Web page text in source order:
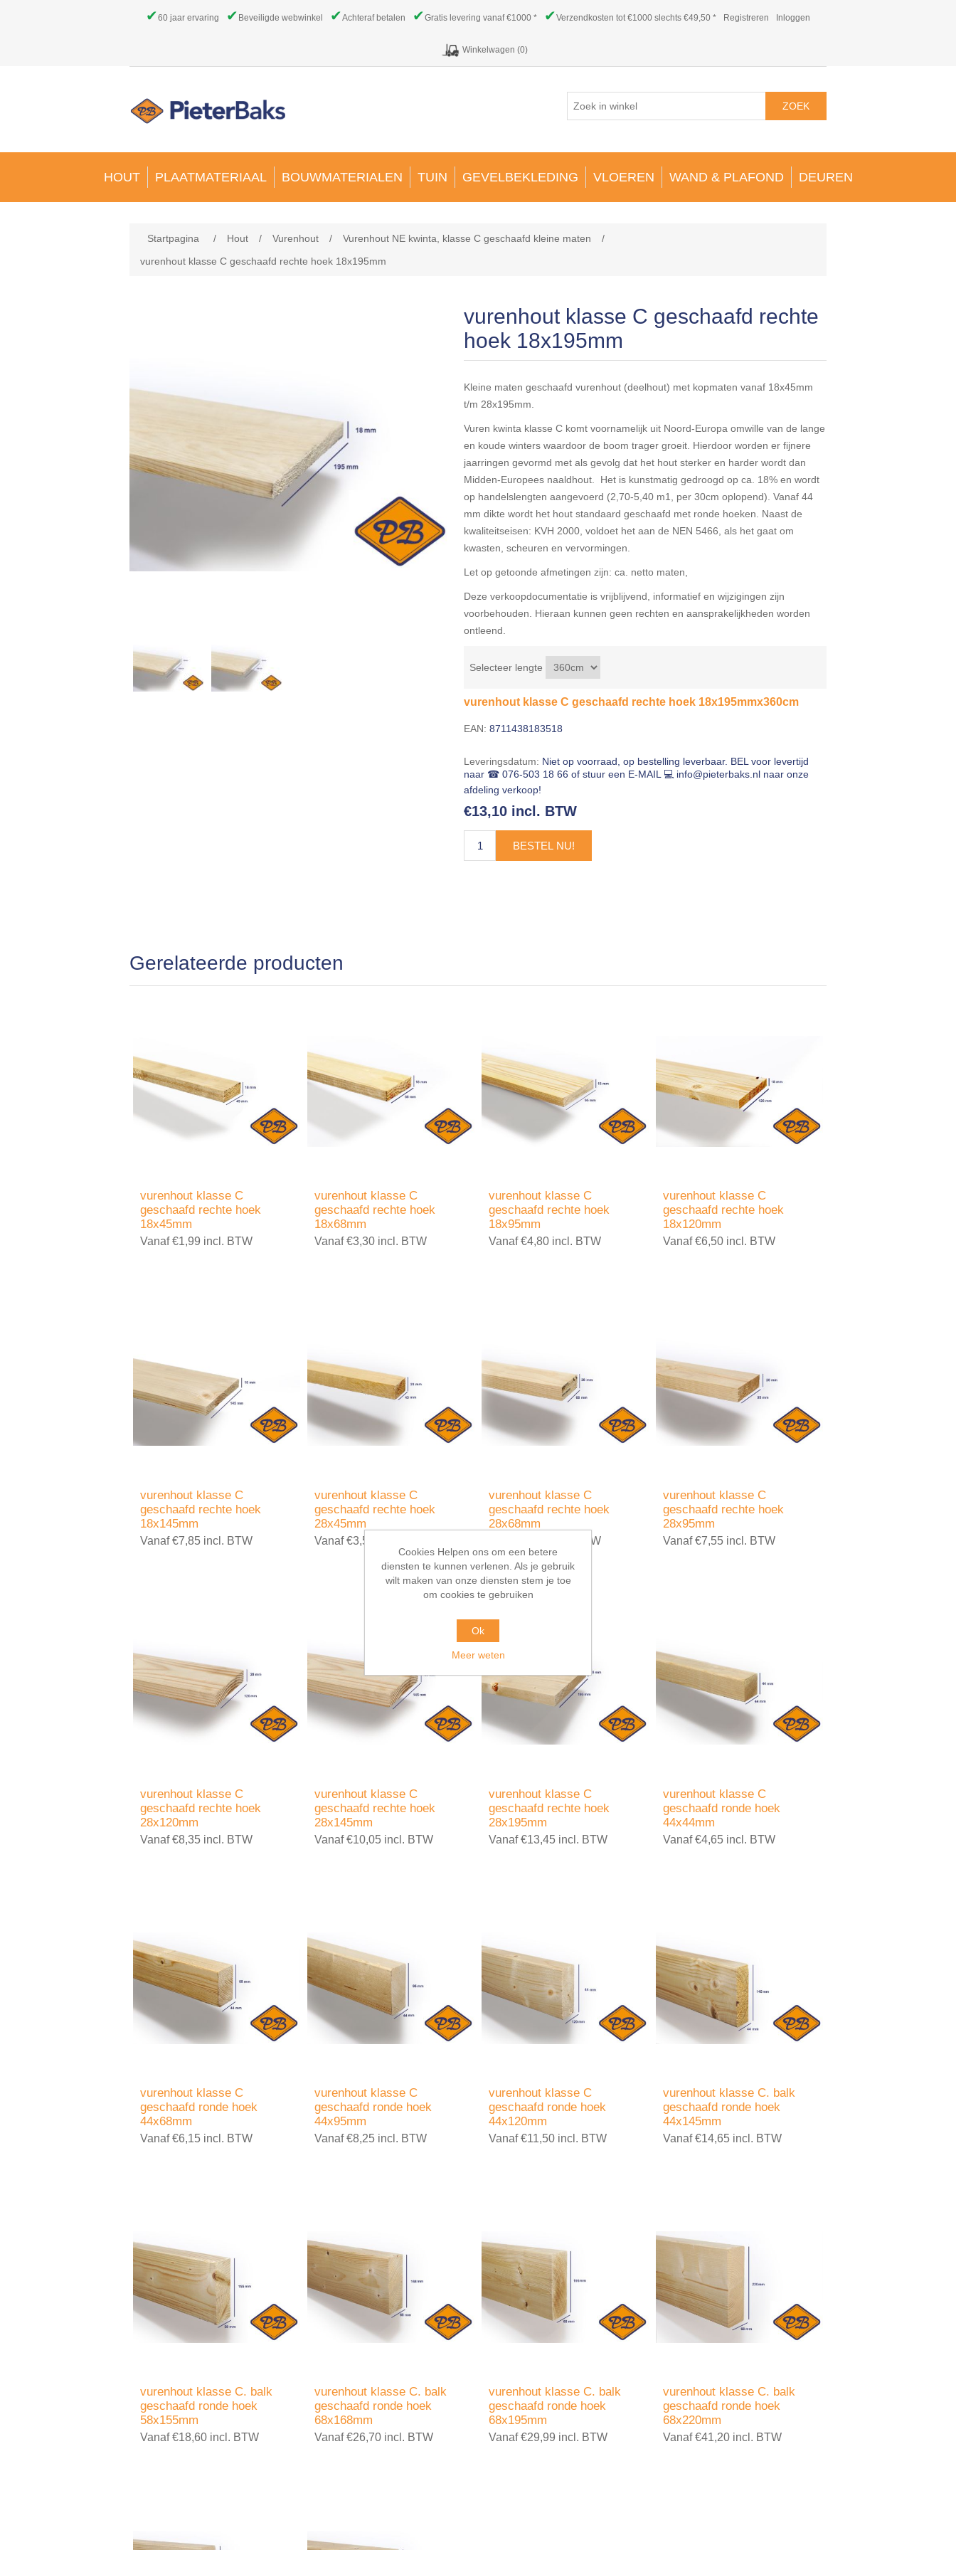
✔60 jaar ervaring ✔ Beveiligde webwinkel ✔Achteraf betalen ✔Gratis levering vanaf €1000 * ✔Verzendkosten tot €1000 slechts €49,50 * Registreren Inloggen
Winkelwagen (0)
ZOEK
HOUT PLAATMATERIAAL BOUWMATERIALEN TUIN GEVELBEKLEDING VLOEREN WAND & PLAFOND DEUREN
Startpagina / Hout / Vurenhout / Vurenhout NE kwinta, klasse C geschaafd kleine maten
/
vurenhout klasse C geschaafd rechte hoek 18x195mm
vurenhout klasse C geschaafd rechte
hoek 18x195mm
Kleine maten geschaafd vurenhout (deelhout) met kopmaten vanaf 18x45mm
t/m 28x195mm.
Vuren kwinta klasse C komt voornamelijk uit Noord-Europa omwille van de lange
en koude winters waardoor de boom trager groeit. Hierdoor worden er fijnere
jaarringen gevormd met als gevolg dat het hout sterker en harder wordt dan
Midden-Europees naaldhout. Het is kunstmatig gedroogd op ca. 18% en wordt
op handelslengten aangevoerd (2,70-5,40 m1, per 30cm oplopend). Vanaf 44
mm dikte wordt het hout standaard geschaafd met ronde hoeken. Naast de
kwaliteitseisen: KVH 2000, voldoet het aan de NEN 5466, als het gaat om
kwasten, scheuren en vervormingen.
Let op getoonde afmetingen zijn: ca. netto maten,
Deze verkoopdocumentatie is vrijblijvend, informatief en wijzigingen zijn
voorbehouden. Hieraan kunnen geen rechten en aansprakelijkheden worden
ontleend.
Selecteer lengte
vurenhout klasse C geschaafd rechte hoek 18x195mmx360cm
EAN: 8711438183518
Leveringsdatum: Niet op voorraad, op bestelling leverbaar. BEL voor levertijd
naar ☎ 076-503 18 66 of stuur een E-MAIL 💻 info@pieterbaks.nl naar onze
afdeling verkoop!
€13,10 incl. BTW
BESTEL NU!
Gerelateerde producten
vurenhout klasse C
geschaafd rechte hoek
18x45mm
Vanaf €1,99 incl. BTW
vurenhout klasse C
geschaafd rechte hoek
18x68mm
Vanaf €3,30 incl. BTW
vurenhout klasse C
geschaafd rechte hoek
18x95mm
Vanaf €4,80 incl. BTW
vurenhout klasse C
geschaafd rechte hoek
18x120mm
Vanaf €6,50 incl. BTW
vurenhout klasse C
geschaafd rechte hoek
18x145mm
Vanaf €7,85 incl. BTW
vurenhout klasse C
geschaafd rechte hoek
28x45mm
Vanaf €3,50 incl. BTW
vurenhout klasse C
geschaafd rechte hoek
28x68mm
Vanaf €4,99 incl. BTW
vurenhout klasse C
geschaafd rechte hoek
28x95mm
Vanaf €7,55 incl. BTW
vurenhout klasse C
geschaafd rechte hoek
28x120mm
Vanaf €8,35 incl. BTW
vurenhout klasse C
geschaafd rechte hoek
28x145mm
Vanaf €10,05 incl. BTW
vurenhout klasse C
geschaafd rechte hoek
28x195mm
Vanaf €13,45 incl. BTW
vurenhout klasse C
geschaafd ronde hoek
44x44mm
Vanaf €4,65 incl. BTW
vurenhout klasse C
geschaafd ronde hoek
44x68mm
Vanaf €6,15 incl. BTW
vurenhout klasse C
geschaafd ronde hoek
44x95mm
Vanaf €8,25 incl. BTW
vurenhout klasse C
geschaafd ronde hoek
44x120mm
Vanaf €11,50 incl. BTW
vurenhout klasse C. balk
geschaafd ronde hoek
44x145mm
Vanaf €14,65 incl. BTW
vurenhout klasse C. balk
geschaafd ronde hoek
58x155mm
Vanaf €18,60 incl. BTW
vurenhout klasse C. balk
geschaafd ronde hoek
68x168mm
Vanaf €26,70 incl. BTW
vurenhout klasse C. balk
geschaafd ronde hoek
68x195mm
Vanaf €29,99 incl. BTW
vurenhout klasse C. balk
geschaafd ronde hoek
68x220mm
Vanaf €41,20 incl. BTW
Cookies Helpen ons om een betere
diensten te kunnen verlenen. Als je gebruik
wilt maken van onze diensten stem je toe
om cookies te gebruiken
Ok
Meer weten